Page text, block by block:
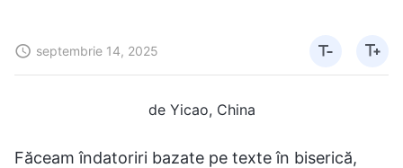
septembrie 14, 2025
de Yicao, China
Făceam îndatoriri bazate pe texte în biserică,